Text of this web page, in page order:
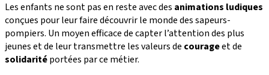
Les enfants ne sont pas en reste avec des animations ludiques
conçues pour leur faire découvrir le monde des sapeurs-
pompiers. Un moyen efficace de capter l’attention des plus
jeunes et de leur transmettre les valeurs de courageet de
solidaritéportées par ce métier.